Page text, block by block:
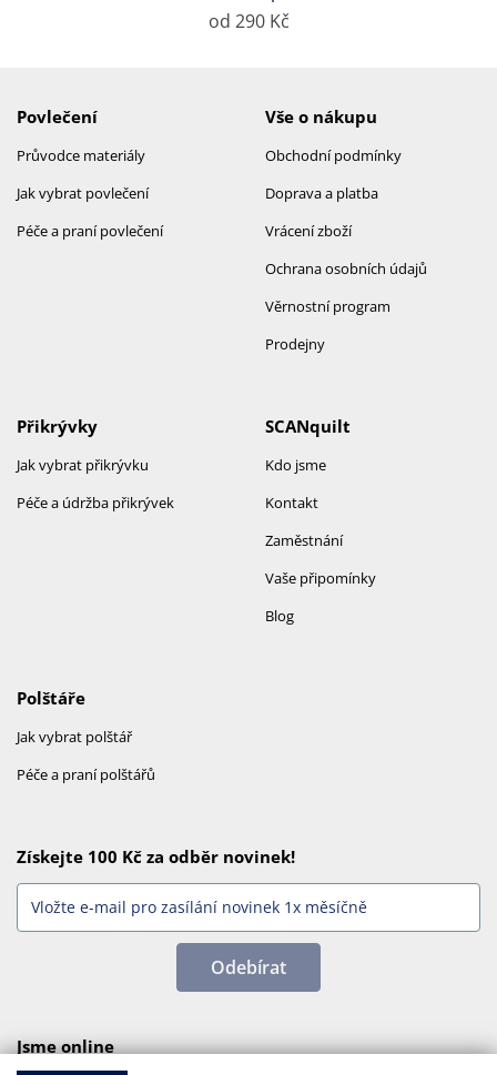
od 290 Kč
Povlečení
Průvodce materiály
Jak vybrat povlečení
Péče a praní povlečení
Vše o nákupu
Obchodní podmínky
Doprava a platba
Vrácení zboží
Ochrana osobních údajů
Věrnostní program
Prodejny
SCANquilt
Kdo jsme
Kontakt
Zaměstnání
Vaše připomínky
Blog
Přikrývky
Jak vybrat přikrývku
Péče a údržba přikrývek
Polštáře
Jak vybrat polštář
Péče a praní polštářů
Získejte 100 Kč za odběr novinek!
Odebírat
Jsme online